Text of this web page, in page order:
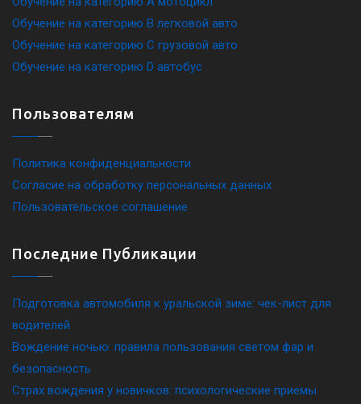
Обучение на категорию B легковой авто
Обучение на категорию C грузовой авто
Обучение на категорию D автобус
Пользователям
Политика конфиденциальности
Согласие на обработку персональных данных
Пользовательское соглашение
Последние Публикации
Подготовка автомобиля к уральской зиме: чек-лист для
водителей
Вождение ночью: правила пользования светом фар и
безопасность
Страх вождения у новичков: психологические приемы